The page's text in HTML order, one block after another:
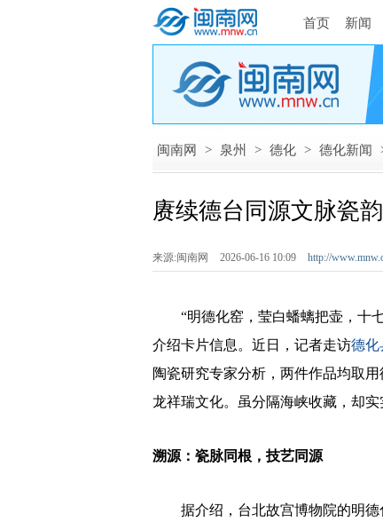
首页 新闻
闽南网 > 泉州 > 德化 > 德化新闻
赓续德台同源文脉瓷韵
来源:闽南网 2026-06-16 10:09 http://
“明德化窑，莹白蟠螭把壶，十七
介绍卡片信息。近日，记者走访德化
陶瓷研究专家分析，两件作品均取
龙祥瑞文化。虽分隔海峡收藏，却
溯源：瓷脉同根，技艺同源
据介绍，台北故宫博物院的明德